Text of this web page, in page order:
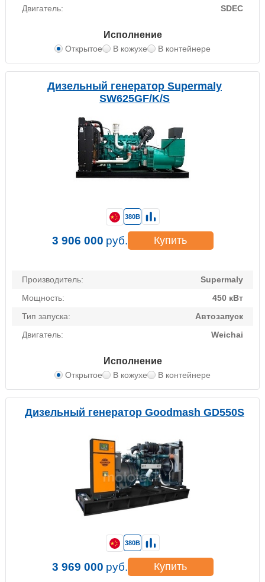
Двигатель:
SDEC
Исполнение
Открытое В кожухе В контейнере
Дизельный генератор Supermaly
SW625GF/K/S
Производитель:
Supermaly
Мощность:
450 кВт
Тип запуска:
Автозапуск
Двигатель:
Weichai
Исполнение
Открытое В кожухе В контейнере
380В
3 906 000 руб. Купить
Дизельный генератор Goodmash GD550S
380В
3 969 000 руб. Купить